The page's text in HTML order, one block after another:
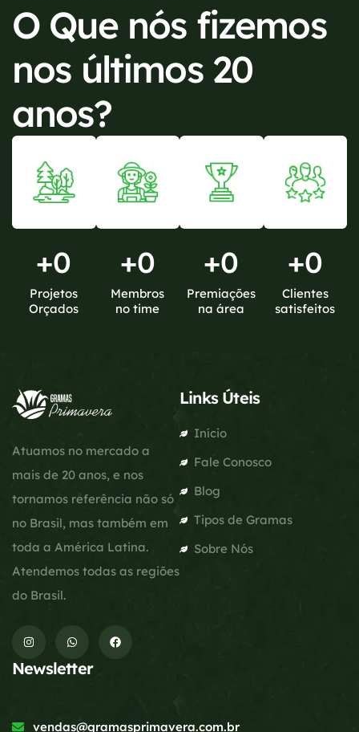
O Que nós fizemos
nos últimos 20
anos?
+0
Projetos
Orçados
+0
Membros
no time
+0
Premiações
na área
+0
Clientes
satisfeitos
Atuamos no mercado a
mais de 20 anos, e nos
tornamos referência não só
no Brasil, mas também em
toda a América Latina.
Atendemos todas as regiões
do Brasil.
Links Úteis
Início
Fale Conosco
Blog
Tipos de Gramas
Sobre Nós
Newsletter
vendas@gramasprimavera.com.br